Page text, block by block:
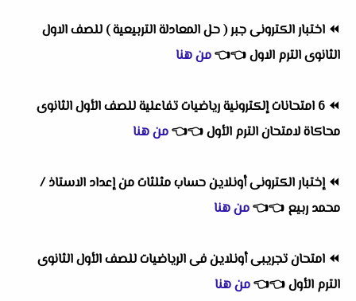
⏪ اختبار الكترونى جبر ( حل المعادلة التربيعية ) للصف الاول
الثانوى الترم الاول👈
👈من هنا
⏪
6 امتحانات إلكترونية رياضيات تفاعلية للصف الأول الثانوى
محاكاة لامتحان الترم الأول👈
👈من هنا
⏪إختبار الكترونى أونلاين حساب مثلثات من إعداد الاستاذ /
محمد ربيع 👈
👈من هنا
⏪ امتحان تجريبى أونلاين فى الرياضيات للصف الأول الثانوى
الترم الأول👈
👈من هنا